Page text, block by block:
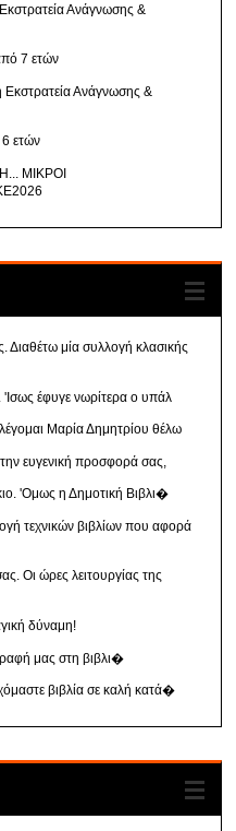
Ανάγνωσης &
7 ετών
Ανάγνωσης &
6 ετών
ΜΙΚΡΟΙ
Διαθέτω μία συλλογή κλασικής
έφυγε νωρίτερα ο υπάλ
Μαρία Δημητρίου θέλω
ευγενική προσφορά σας,
'Ομως η Δημοτική Βιβλι�
τεχνικών βιβλίων που αφορά
Οι ώρες λειτουργίας της
δύναμη!
μας στη βιβλι�
βιβλία σε καλή κατά�